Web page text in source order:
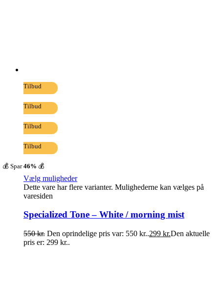
Tilbud
Tilbud
Tilbud
Tilbud
💰 Spar46% 💰
Vælg muligheder
Dette vare har flere varianter. Mulighederne kan vælges på
varesiden
Specialized Tone – White / morning mist
550kr. Den oprindelige pris var: 550 kr..299 kr.Den aktuelle
pris er: 299 kr..